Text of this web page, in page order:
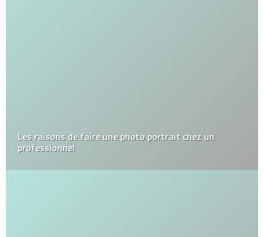
Les raisons de faire une photo portrait chez un
professionnel